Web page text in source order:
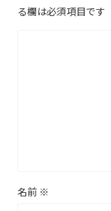
る欄は必須項目です
名前 ※